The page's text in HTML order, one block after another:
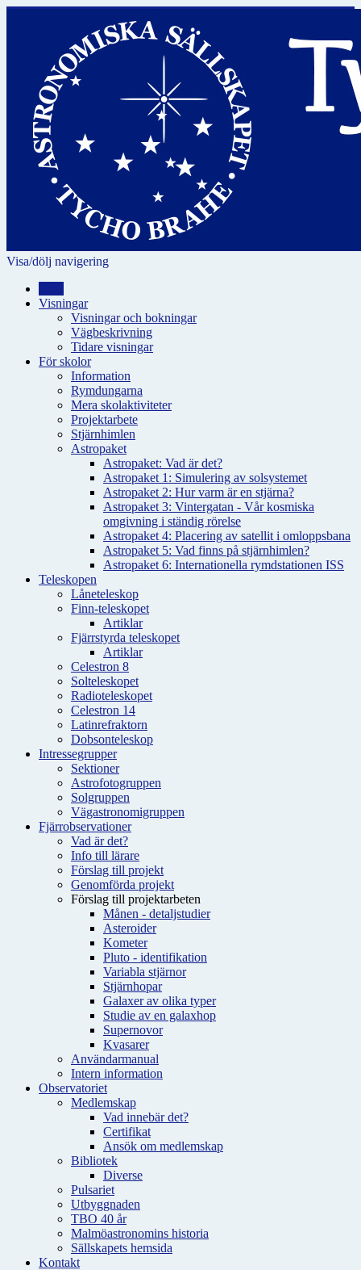
Visa/dölj navigering
Visningar
Visningar och bokningar
Vägbeskrivning
Tidare visningar
För skolor
Information
Rymdungarna
Mera skolaktiviteter
Projektarbete
Stjärnhimlen
Astropaket
Astropaket: Vad är det?
Astropaket 1: Simulering av solsystemet
Astropaket 2: Hur varm är en stjärna?
Astropaket 3: Vintergatan - Vår kosmiska
omgivning i ständig rörelse
Astropaket 4: Placering av satellit i omloppsbana
Astropaket 5: Vad finns på stjärnhimlen?
Astropaket 6: Internationella rymdstationen ISS
Teleskopen
Låneteleskop
Finn-teleskopet
Artiklar
Fjärrstyrda teleskopet
Artiklar
Celestron 8
Solteleskopet
Radioteleskopet
Celestron 14
Latinrefraktorn
Dobsonteleskop
Intressegrupper
Sektioner
Astrofotogruppen
Solgruppen
Vägastronomigruppen
Fjärrobservationer
Vad är det?
Info till lärare
Förslag till projekt
Genomförda projekt
Förslag till projektarbeten
Månen - detaljstudier
Asteroider
Kometer
Pluto - identifikation
Variabla stjärnor
Stjärnhopar
Galaxer av olika typer
Studie av en galaxhop
Supernovor
Kvasarer
Användarmanual
Intern information
Observatoriet
Medlemskap
Vad innebär det?
Certifikat
Ansök om medlemskap
Bibliotek
Diverse
Pulsariet
Utbyggnaden
TBO 40 år
Malmöastronomins historia
Sällskapets hemsida
Kontakt